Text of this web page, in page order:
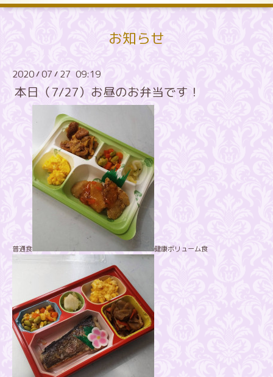
お知らせ
2020/07 / 27 09:19
本日（7/27）お昼のお弁当です！
普通食 健康ボリューム食